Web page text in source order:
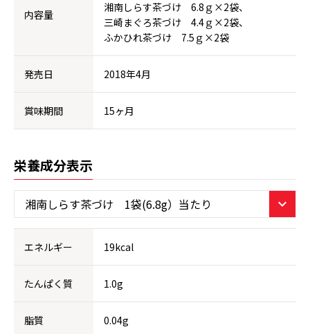
内容量
湘南しらす茶づけ 6.8ｇ×2袋、
三崎まぐろ茶づけ 4.4ｇ×2袋、
ふかひれ茶づけ 7.5ｇ×2袋
発売日 2018年4月
賞味期間 15ヶ月
栄養成分表示
エネルギー 19kcal
たんぱく質 1.0g
脂質 0.04g